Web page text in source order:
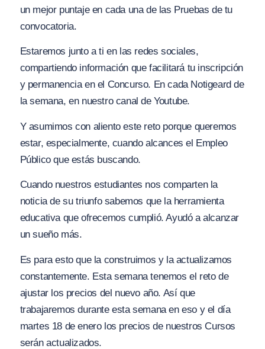
un mejor puntaje en cada una de las Pruebas de tu
convocatoria.
Estaremos junto a ti en las redes sociales,
compartiendo información que facilitará tu inscripción
y permanencia en el Concurso. En cada Notigeard de
la semana, en nuestro canal de Youtube.
Y asumimos con aliento este reto porque queremos
estar, especialmente, cuando alcances el Empleo
Público que estás buscando.
Cuando nuestros estudiantes nos comparten la
noticia de su triunfo sabemos que la herramienta
educativa que ofrecemos cumplió. Ayudó a alcanzar
un sueño más.
Es para esto que la construimos y la actualizamos
constantemente. Esta semana tenemos el reto de
ajustar los precios del nuevo año. Así que
trabajaremos durante esta semana en eso y el día
martes 18 de enero los precios de nuestros Cursos
serán actualizados.